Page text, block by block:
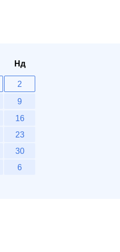
Нд
2
9
16
23
30
6